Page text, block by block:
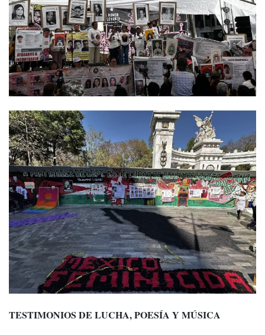
TESTIMONIOS DE LUCHA, POESÍA Y MÚSICA